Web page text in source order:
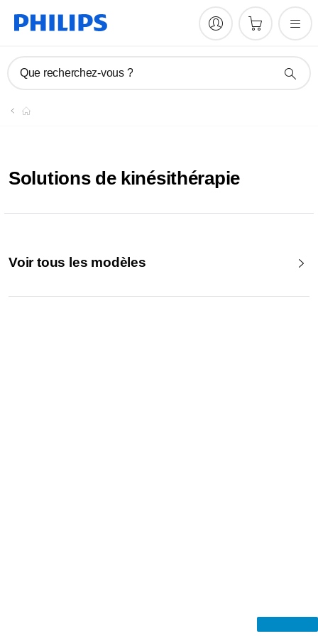
Que recherchez-vous ?
Solutions de kinésithérapie
Voir tous les modèles